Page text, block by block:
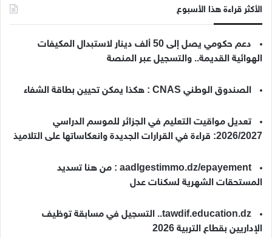
الأكثر قراءة هذا الأسبوع
دعم حكومي يصل إلى 50 ألف دينار لاستبدال المكيفات
الهوائية القديمة.. والتسجيل عبر المنصة
الصندوق الوطني CNAS : هكذا يمكن تحيين بطاقة الشفاء
تعديل مواقيت التعليم في الجزائر للموسم الدراسي
2026/2027: قراءة في القرارات الجديدة وانعكاساتها على التلاميذ
aadlgestimmo.dz/epayement : من هنا تسديد
المستحقات الشهرية لسكنات عدل
tawdif.education.dz.. التسجيل في مسابقة توظيف
الإداريين بقطاع التربية 2026